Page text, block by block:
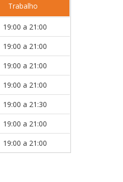
Trabalho
19:00 a 21:00
19:00 a 21:00
19:00 a 21:00
19:00 a 21:00
19:00 a 21:30
19:00 a 21:00
19:00 a 21:00